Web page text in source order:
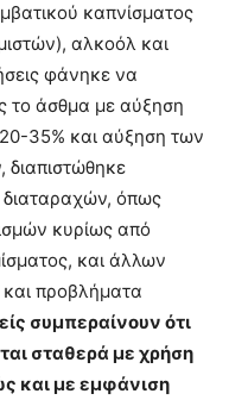
καπνίσματος
αλκοόλ και
φάνηκε να
το άσθμα με αύξηση
35% και αύξηση των
διαταραχών, όπως
κυρίως από
και άλλων
προβλήματα
συμπεραίνουν ότι
σταθερά με χρήση
και με εμφάνιση